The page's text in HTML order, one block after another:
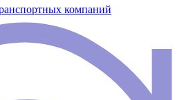
компаний